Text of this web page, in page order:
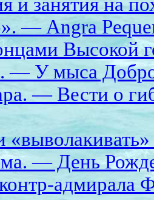
— Angra
Высокой
— У мыса
— Вести о
— День
адмирала